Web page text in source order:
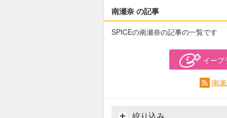
南瀬奈 の記事
SPICEの南瀬奈の記事の一覧です
イープ
南